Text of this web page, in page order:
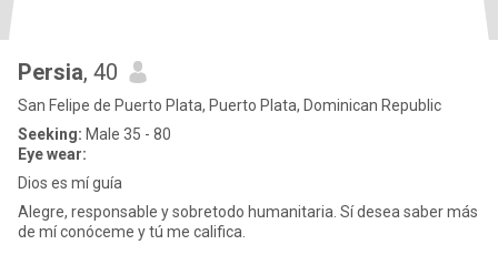
Persia, 40
San Felipe de Puerto Plata, Puerto Plata, Dominican Republic
Seeking: Male 35 - 80
Eye wear:
Dios es mí guía
Alegre, responsable y sobretodo humanitaria. Sí desea saber más
de mí conóceme y tú me califica.